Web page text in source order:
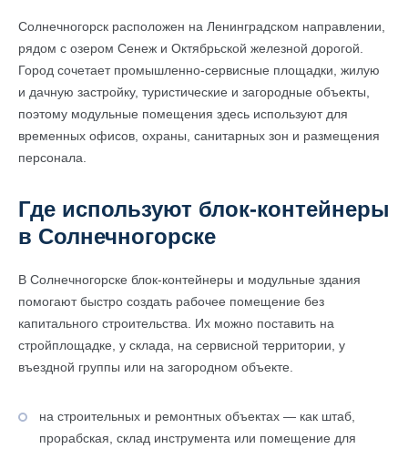
Солнечногорск расположен на Ленинградском направлении,
рядом с озером Сенеж и Октябрьской железной дорогой.
Город сочетает промышленно-сервисные площадки, жилую
и дачную застройку, туристические и загородные объекты,
поэтому модульные помещения здесь используют для
временных офисов, охраны, санитарных зон и размещения
персонала.
Где используют блок-контейнеры
в Солнечногорске
В Солнечногорске блок-контейнеры и модульные здания
помогают быстро создать рабочее помещение без
капитального строительства. Их можно поставить на
стройплощадке, у склада, на сервисной территории, у
въездной группы или на загородном объекте.
на строительных и ремонтных объектах — как штаб,
прорабская, склад инструмента или помещение для